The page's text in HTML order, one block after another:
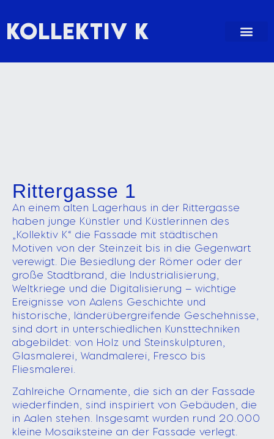
KOLLEKTIV K
Rittergasse 1
An einem alten Lagerhaus in der Rittergasse
haben junge Künstler und Küstlerinnen des
„Kollektiv K“ die Fassade mit städtischen
Motiven von der Steinzeit bis in die Gegenwart
verewigt. Die Besiedlung der Römer oder der
große Stadtbrand, die Industrialisierung,
Weltkriege und die Digitalisierung – wichtige
Ereignisse von Aalens Geschichte und
historische, länderübergreifende Geschehnisse,
sind dort in unterschiedlichen Kunsttechniken
abgebildet: von Holz und Steinskulpturen,
Glasmalerei, Wandmalerei, Fresco bis
Fliesmalerei.
Zahlreiche Ornamente, die sich an der Fassade
wiederfinden, sind inspiriert von Gebäuden, die
in Aalen stehen. Insgesamt wurden rund 20.000
kleine Mosaiksteine an der Fassade verlegt.